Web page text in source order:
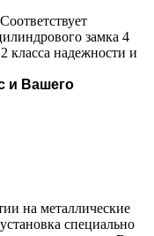
замка 4
класса надежности и
и Вашего
на металлические
специально